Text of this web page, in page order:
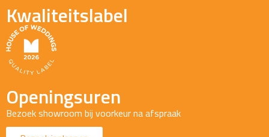
Kwaliteitslabel
Openingsuren
Bezoek showroom bij voorkeur na afspraak